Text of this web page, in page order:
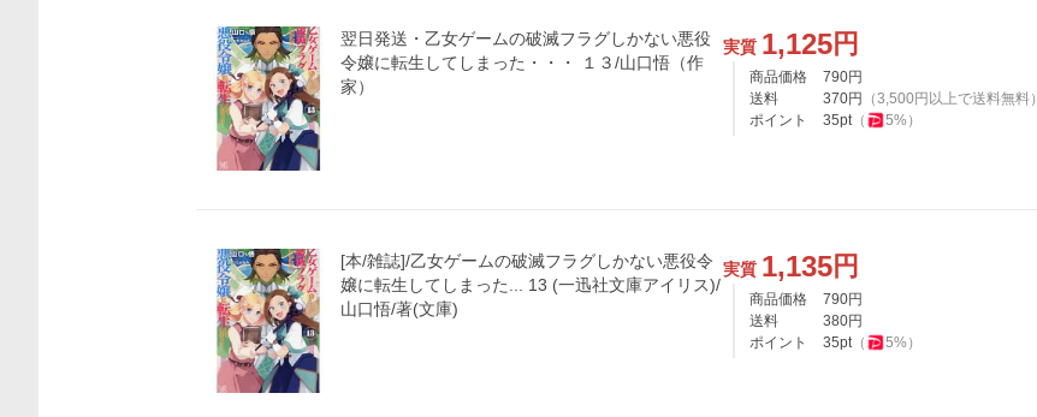
翌日発送・乙女ゲームの破滅フラグしかない悪役
令嬢に転生してしまった・・・ １３/山口悟（作
家）
実質 1,125円
商品価格 790円
送料
370円 （3,500 円以上で送料無料）
ポイント
35pt（ 5%）
[本/雑誌]/乙女ゲームの破滅フラグしかない悪役令
嬢に転生してしまった... 13 (一迅社文庫アイリス)/
山口悟/著(文庫)
実質 1,135円
商品価格 790円
送料
380円
ポイント
35pt（ 5%）